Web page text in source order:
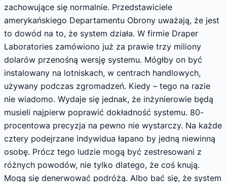
zachowujące się normalnie. Przedstawiciele
amerykańskiego Departamentu Obrony uważają, że jest
to dowód na to, że system działa. W firmie Draper
Laboratories zamówiono już za prawie trzy miliony
dolarów przenośną wersję systemu. Mógłby on być
instalowany na lotniskach, w centrach handlowych,
używany podczas zgromadzeń. Kiedy – tego na razie
nie wiadomo. Wydaje się jednak, że inżynierowie będą
musieli najpierw poprawić dokładność systemu. 80-
procentowa precyzja na pewno nie wystarczy. Na każde
cztery podejrzane indywidua łapano by jedną niewinną
osobę. Prócz tego ludzie mogą być zestresowani z
różnych powodów, nie tylko dlatego, że coś knują.
Mogą się denerwować podróżą. Albo bać się, że system